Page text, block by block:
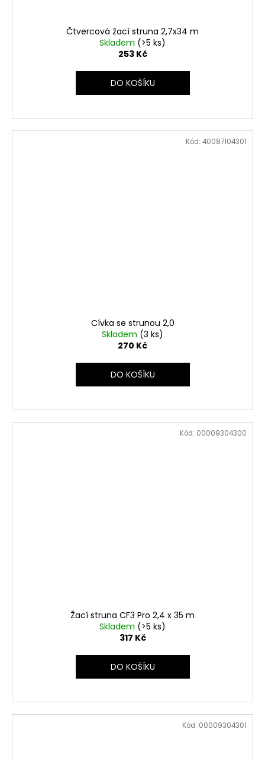
Čtvercová žací struna 2,7x34 m
Skladem (>5 ks)
253 Kč
DO KOŠÍKU
Cívka se strunou 2,0
Skladem (3 ks)
270 Kč
DO KOŠÍKU
Kód: 40087104301
Žací struna CF3 Pro 2,4 x 35 m
Skladem (>5 ks)
317 Kč
DO KOŠÍKU
Kód: 00009304300
Kód: 00009304301